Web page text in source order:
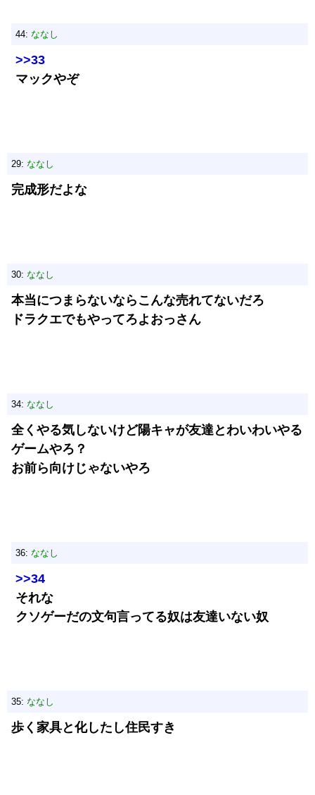
44: ななし
>>33
マックやぞ
29: ななし
完成形だよな
30: ななし
本当につまらないならこんな売れてないだろ
ドラクエでもやってろよおっさん
34: ななし
全くやる気しないけど陽キャが友達とわいわいやる
ゲームやろ？
お前ら向けじゃないやろ
36: ななし
>>34
それな
クソゲーだの文句言ってる奴は友達いない奴
35: ななし
歩く家具と化したし住民すき